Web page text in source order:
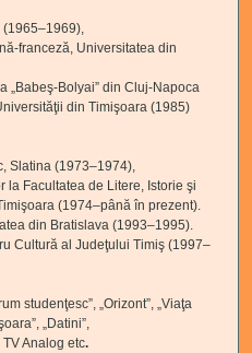
(1965–1969),
franceză, Universitatea din
„Babeş-Bolyai” din Cluj-Napoca
din Timişoara (1985)
Slatina (1973–1974),
la Facultatea de Litere, Istorie şi
(1974–până în prezent).
din Bratislava (1993–1995).
Cultură al Judeţului Timiş (1997–
studenţesc”, „Orizont”, „Viaţa
„Datini”,
Analog etc.